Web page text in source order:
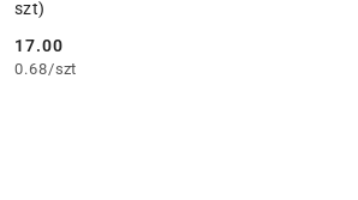
szt)
Cena:
17.00
0.68/szt